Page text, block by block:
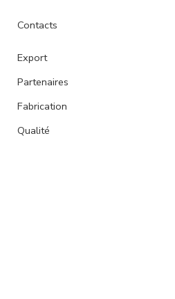
Contacts
Export
Partenaires
Fabrication
Qualité